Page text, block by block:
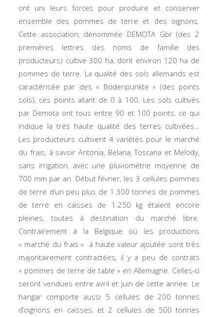
ont uni leurs forces pour produire et conserver
ensemble des pommes de terre et des oignons.
Cette association, dénommée DEMOTA Gbr (des 2
premières lettres des noms de famille des
producteurs) cultive 300 ha, dont environ 120 ha de
pommes de terre. La qualité des sols allemands est
caractérisée par des « Bodenpunkte » (des points
sols), ces points allant de 0 à 100. Les sols cultivés
par Demota ont tous entre 90 et 100 points, ce qui
indique la très haute qualité des terres cultivées…
Les producteurs cultivent 4 variétés pour le marché
du frais, à savoir Antonia, Belana, Toscana et Melody,
sans irrigation, avec une pluviométrie moyenne de
700 mm par an. Début février, les 3 cellules pommes
de terre d’un peu plus de 1.300 tonnes de pommes
de terre en caisses de 1.250 kg étaient encore
pleines, toutes à destination du marché libre.
Contrairement à la Belgique où les productions
« marché du frais » à haute valeur ajoutée sont très
majoritairement contractées, il y a peu de contrats
« pommes de terre de table » en Allemagne. Celles-ci
seront vendues entre avril et juin de cette année. Le
hangar comporte aussi 5 cellules de 200 tonnes
d’oignons en caisses, et 2 cellules de 500 tonnes